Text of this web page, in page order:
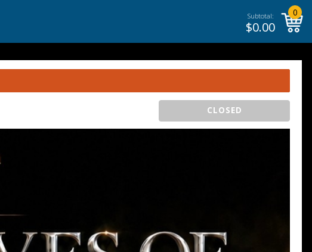
Subtotal:
$0.00
0
CLOSED